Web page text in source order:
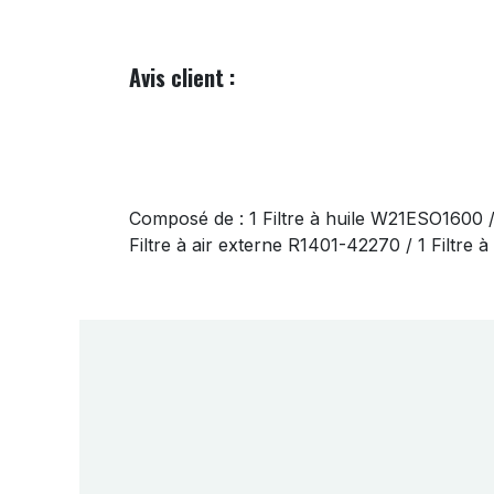
Avis client :
Composé de : 1 Filtre à huile
Filtre à air externe R1401-42270 / 1 Filtre